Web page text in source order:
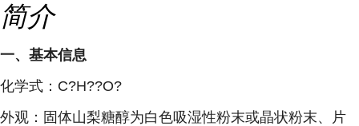
简介
一、基本信息
化学式：C?H??O?
外观：固体山梨糖醇为白色吸湿性粉末或晶状粉末、片